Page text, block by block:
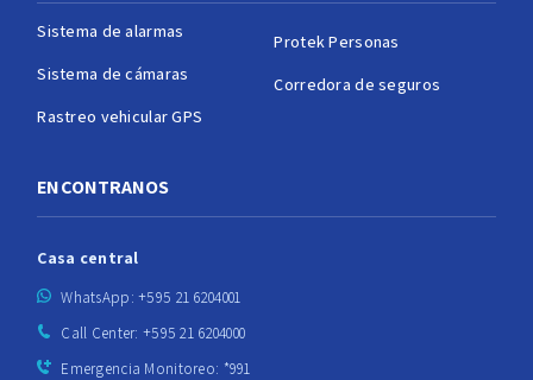
Sistema de alarmas
Sistema de cámaras
Rastreo vehicular GPS
Protek Personas
Corredora de seguros
ENCONTRANOS
Casa central
WhatsApp: +595 21 6204001
Call Center: +595 21 6204000
Emergencia Monitoreo: *991